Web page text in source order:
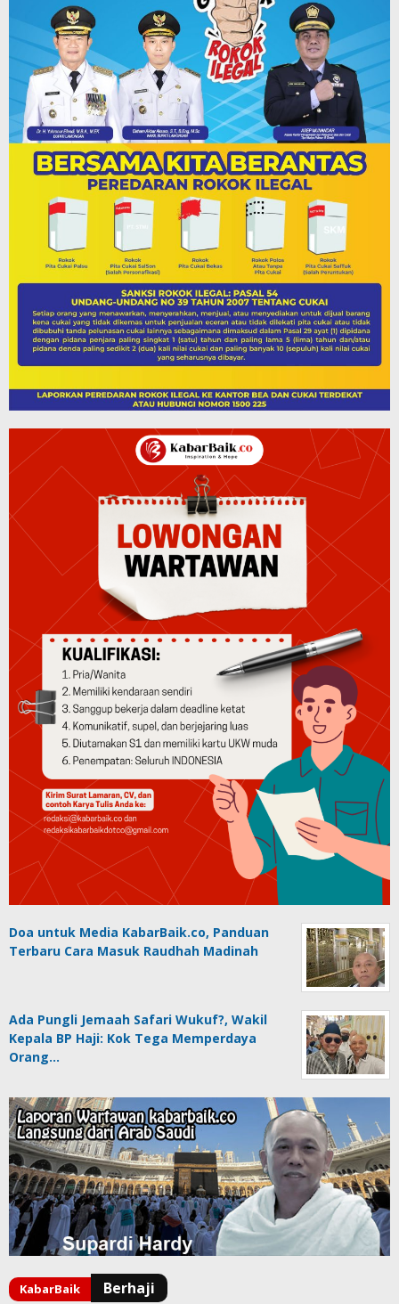
Doa untuk Media KabarBaik.co, Panduan
Terbaru Cara Masuk Raudhah Madinah
Ada Pungli Jemaah Safari Wukuf?, Wakil
Kepala BP Haji: Kok Tega Memperdaya
Orang…